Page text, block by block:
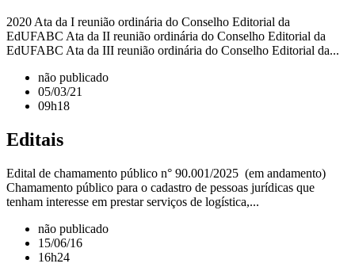
2020 Ata da I reunião ordinária do Conselho Editorial da
EdUFABC Ata da II reunião ordinária do Conselho Editorial da
EdUFABC Ata da III reunião ordinária do Conselho Editorial da...
não publicado
05/03/21
09h18
Editais
Edital de chamamento público n° 90.001/2025 (em andamento)
Chamamento público para o cadastro de pessoas jurídicas que
tenham interesse em prestar serviços de logística,...
não publicado
15/06/16
16h24